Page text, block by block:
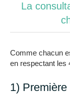
La
Comme chacun
en respectant les
1)